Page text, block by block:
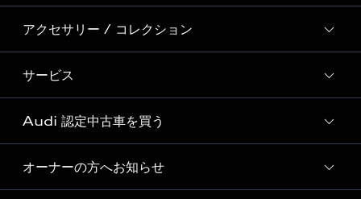
Audi Sport
Formula 1®
デジタルサービス
新車在庫検索
試乗車・展示車検索
見積もり依頼
試乗予約
モデル一覧
特別仕様モデル / 限定モデル
e-tronラインアップ
価格シミュレーション
車両比較
アクセサリー / コレクション
純正アクセサリー
オンラインショップ
Audi collection
アウディナビアプリ
サービス
サービス入庫予約
サービスプログラム
メンテナンス
Audi 認定中古車を買う
Audi認定中古車
オーナーの方へお知らせ